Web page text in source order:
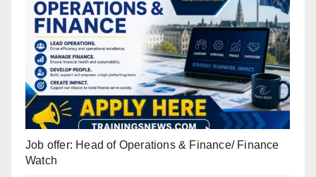
Job offer: Head of Operations & Finance/ Finance
Watch